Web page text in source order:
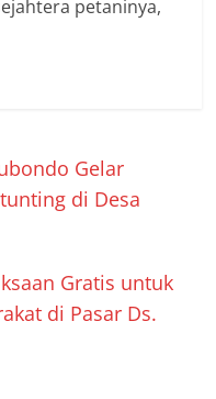
petaninya,
Gelar
di Desa
Gratis untuk
di Pasar Ds.